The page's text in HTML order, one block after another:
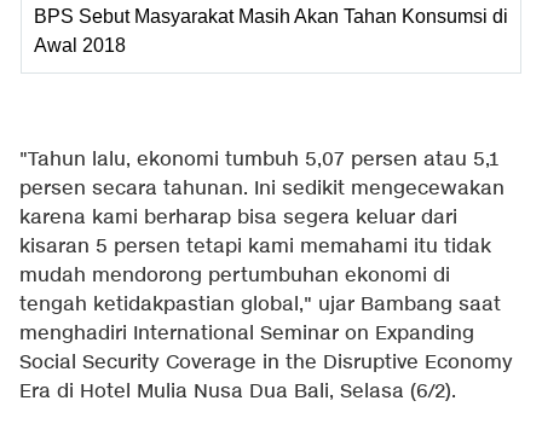
BPS Sebut Masyarakat Masih Akan Tahan Konsumsi di
Awal 2018
"Tahun lalu, ekonomi tumbuh 5,07 persen atau 5,1
persen secara tahunan. Ini sedikit mengecewakan
karena kami berharap bisa segera keluar dari
kisaran 5 persen tetapi kami memahami itu tidak
mudah mendorong pertumbuhan ekonomi di
tengah ketidakpastian global," ujar Bambang saat
menghadiri International Seminar on Expanding
Social Security Coverage in the Disruptive Economy
Era di Hotel Mulia Nusa Dua Bali, Selasa (6/2).